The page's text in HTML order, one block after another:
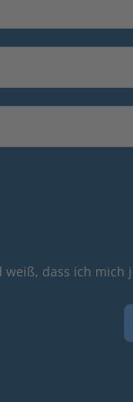
dass ich